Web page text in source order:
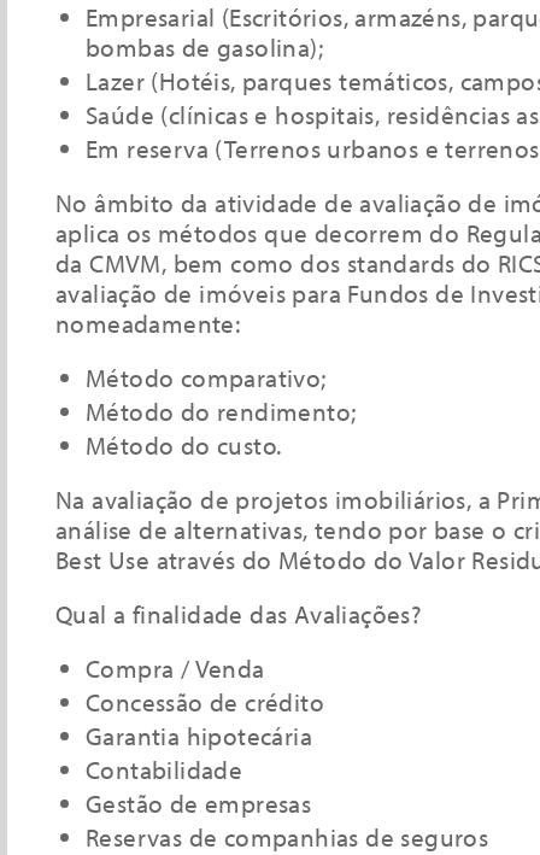
Empresarial (Escritórios, armazéns,
bombas de gasolina);
Lazer (Hotéis, parques temáticos,
Saúde (clínicas e hospitais, residências
Em reserva (Terrenos urbanos e
No âmbito da atividade de avaliação de
aplica os métodos que decorrem do
da CMVM, bem como dos standards do
avaliação de imóveis para Fundos de
nomeadamente:
Método comparativo;
Método do rendimento;
Método do custo.
Na avaliação de projetos imobiliários, a
análise de alternativas, tendo por base o
Best Use através do Método do Valor
Qual a finalidade das Avaliações?
Compra / Venda
Concessão de crédito
Garantia hipotecária
Contabilidade
Gestão de empresas
Reservas de companhias de seguros